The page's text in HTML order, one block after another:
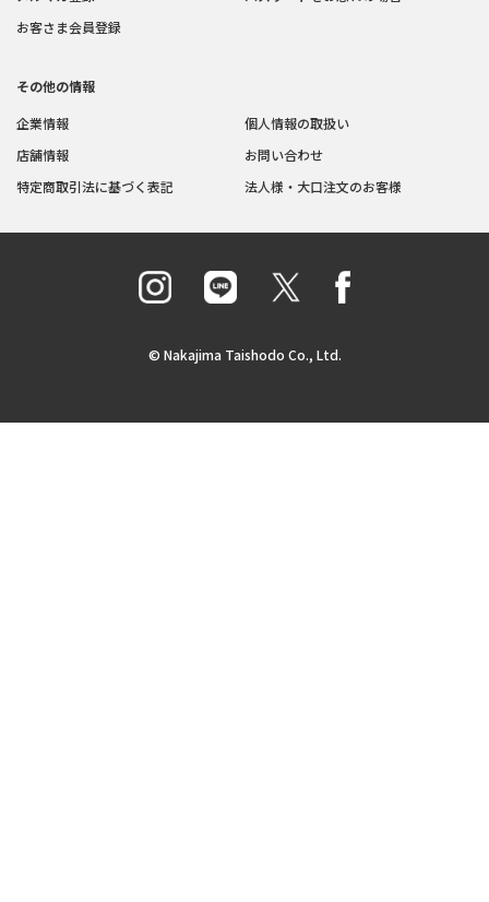
お客さま会員登録
その他の情報
企業情報
店舗情報
特定商取引法に基づく表記
個人情報の取扱い
お問い合わせ
法人様・大口注文のお客様
© Nakajima Taishodo Co., Ltd.